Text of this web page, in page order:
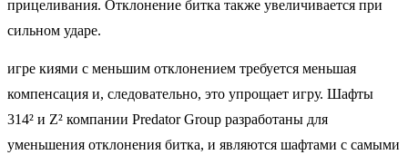
прицеливания. Отклонение битка также увеличивается при
сильном ударе.
игре киями с меньшим отклонением требуется меньшая
компенсация и, следовательно, это упрощает игру. Шафты
314² и Z² компании Predator Group разработаны для
уменьшения отклонения битка, и являются шафтами с самыми